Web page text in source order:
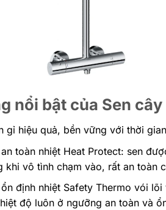
nổi bật của Sen
gỉ hiệu quả, bền vững với thời
toàn nhiệt Heat Protect: sen
khi vô tình chạm vào, rất an toàn
định nhiệt Safety Thermo vói
độ luôn ở ngưỡng an toàn và